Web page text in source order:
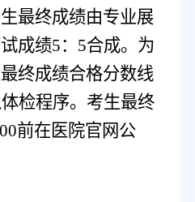
最终成绩由专业展
成绩5：5合成。为
最终成绩合格分数线
检程序。 考生最终
前在医院官网公